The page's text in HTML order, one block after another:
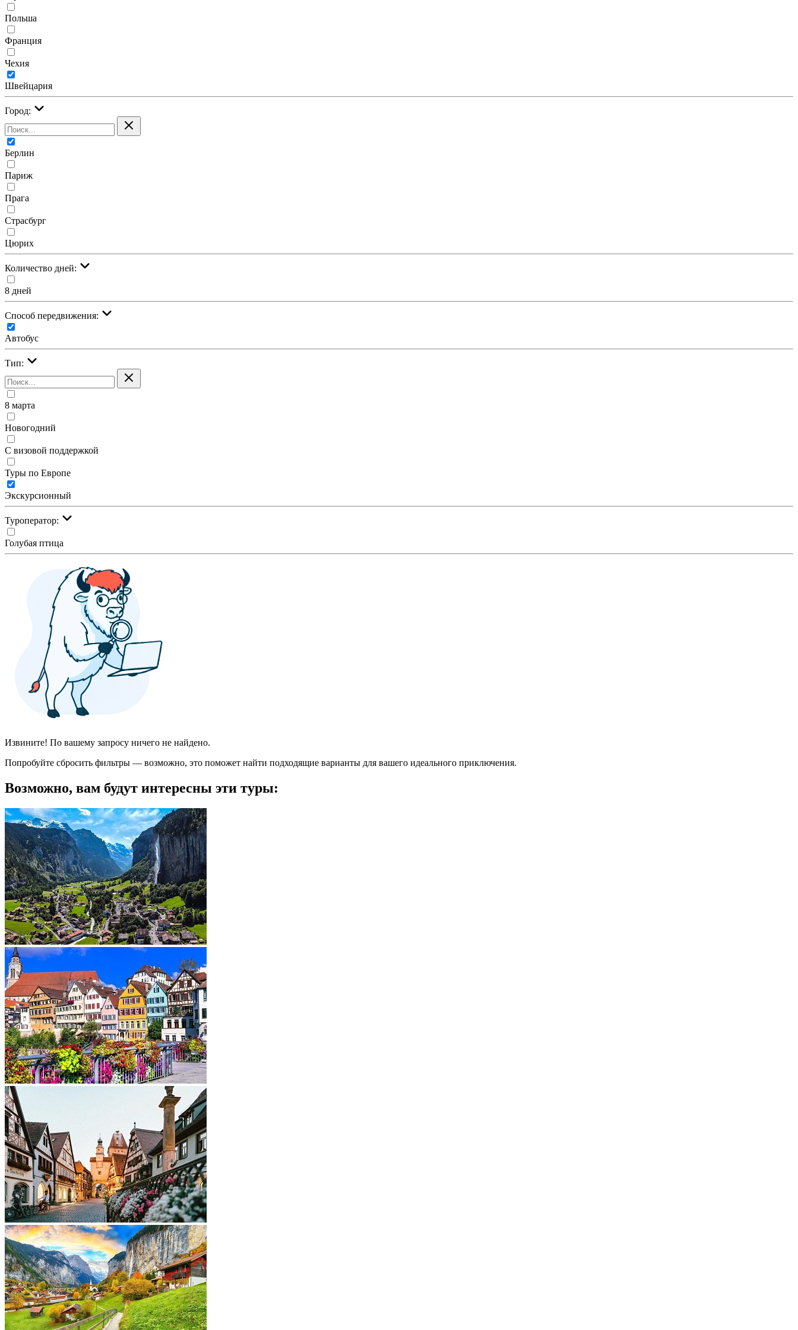
Польша
Франция
Чехия
Швейцария
Город:
Берлин
Париж
Прага
Страсбург
Цюрих
Количество дней:
8 дней
Cпособ передвижения:
Автобус
Тип:
8 марта
Новогодний
С визовой поддержкой
Туры по Европе
Экскурсионный
Туроператор:
Голубая птица
Извините! По вашему запросу ничего не найдено.
Попробуйте сбросить фильтры — возможно, это поможет найти подходящие варианты для вашего идеального приключения.
Возможно, вам будут интересны эти туры: